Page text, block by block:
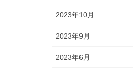
2023年10月
2023年9月
2023年6月